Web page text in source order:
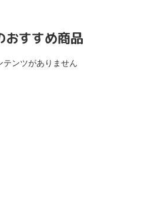
おすすめ商品
テンツがありません